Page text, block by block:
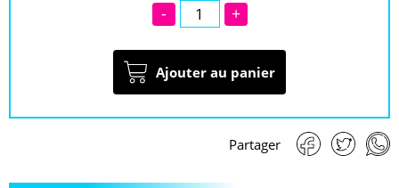
- +
Ajouter au panier
Partager